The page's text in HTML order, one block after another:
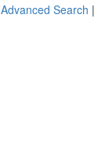
Advanced Search |